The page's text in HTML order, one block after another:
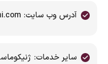
آدرس وب سایت: www.dr-abdollahi.com
سایر خدمات: